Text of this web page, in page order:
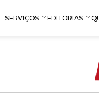
SERVIÇOS EDITORIAS